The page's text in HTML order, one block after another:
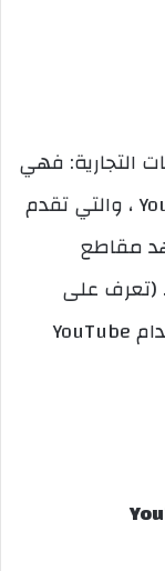
التجارية: فهي
تتيح لك الوصول إلى YouTube Analytics ، والتي تقدم
مقاطع
(تعرف على
المزيد في منشورنا حول كيفية استخدام YouTube